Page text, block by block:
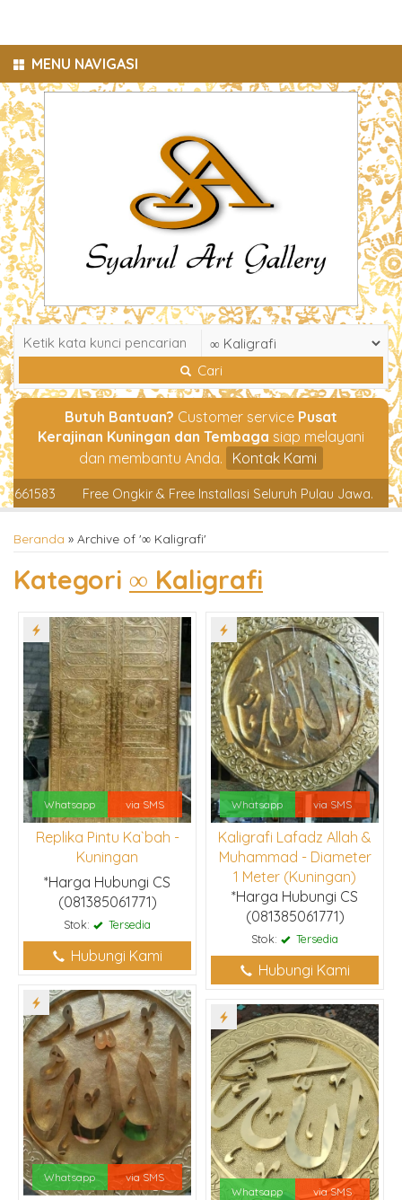
MENU NAVIGASI
Cari
Butuh Bantuan? Customer service Pusat
Kerajinan Kuningan dan Tembaga siap melayani
dan membantu Anda.
Kontak Kami
Free Ongkir & Free Installasi Seluruh Pulau Jawa. Syahrul
Beranda » Archive of '∞ Kaligrafi'
Kategori ∞ Kaligrafi
Whatsapp via SMS
Replika Pintu Ka`bah -
Kuningan
*Harga Hubungi CS
(081385061771)
Stok: Tersedia
Hubungi Kami
Whatsapp via SMS
Kaligrafi Lafadz Allah &
Muhammad - Diameter
1 Meter (Kuningan)
*Harga Hubungi CS
(081385061771)
Stok: Tersedia
Hubungi Kami
Whatsapp via SMS
Whatsapp via SMS